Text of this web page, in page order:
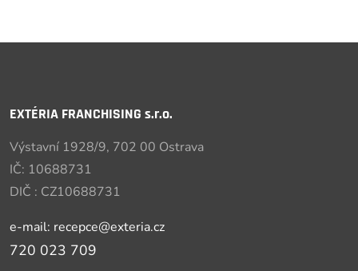
EXTÉRIA FRANCHISING s.r.o.
Výstavní 1928/9, 702 00 Ostrava
IČ: 10688731
DIČ : CZ10688731
e-mail: recepce@exteria.cz
720 023 709